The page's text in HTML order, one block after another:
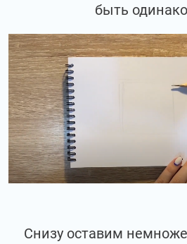
быть
Снизу оставим